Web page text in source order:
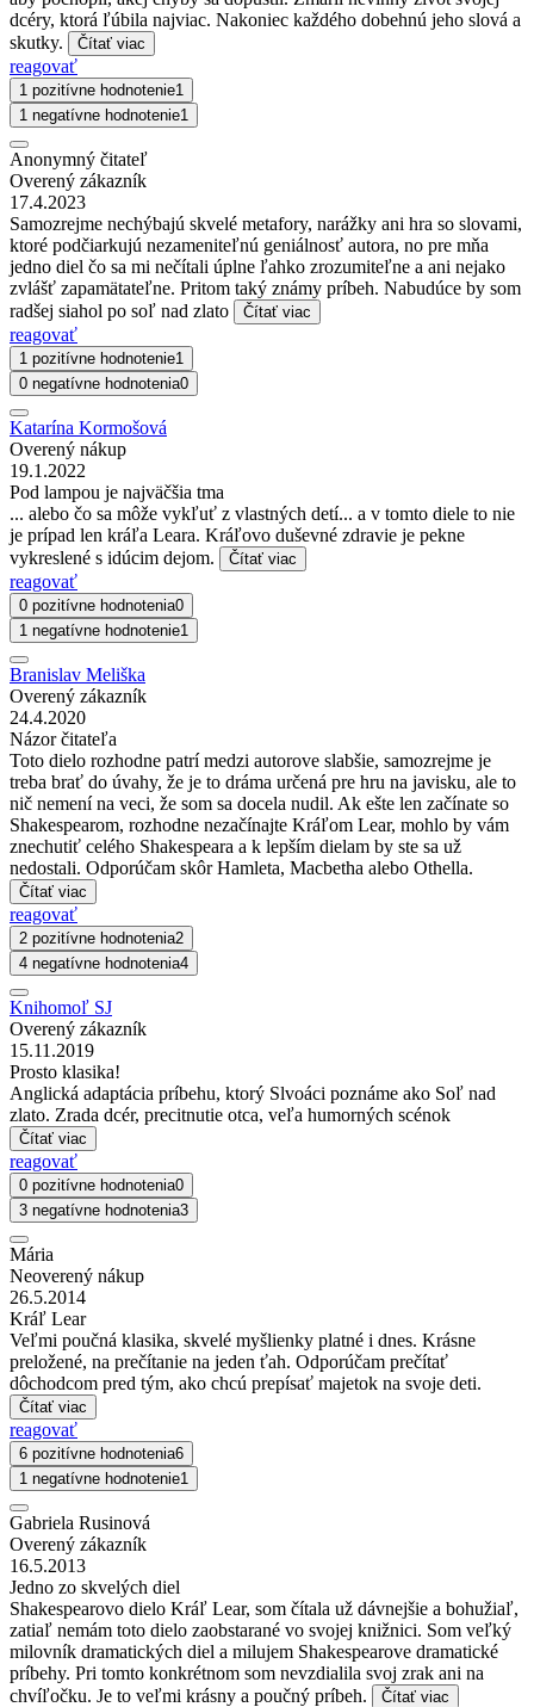
dcéry, ktorá ľúbila najviac. Nakoniec každého dobehnú jeho slová a
skutky.
Čítať viac
reagovať
1 pozitívne hodnotenie1
1 negatívne hodnotenie1
Anonymný čitateľ
Overený zákazník
17.4.2023
Samozrejme nechýbajú skvelé metafory, narážky ani hra so slovami,
ktoré podčiarkujú nezameniteľnú geniálnosť autora, no pre mňa
jedno diel čo sa mi nečítali úplne ľahko zrozumiteľne a ani nejako
zvlášť zapamätateľne. Pritom taký známy príbeh. Nabudúce by som
radšej siahol po soľ nad zlato
Čítať viac
reagovať
1 pozitívne hodnotenie1
0 negatívne hodnotenia0
Katarína Kormošová
Overený nákup
19.1.2022
Pod lampou je najväčšia tma
... alebo čo sa môže vykľuť z vlastných detí... a v tomto diele to nie
je prípad len kráľa Leara. Kráľovo duševné zdravie je pekne
vykreslené s idúcim dejom.
Čítať viac
reagovať
0 pozitívne hodnotenia0
1 negatívne hodnotenie1
Branislav Meliška
Overený zákazník
24.4.2020
Názor čitateľa
Toto dielo rozhodne patrí medzi autorove slabšie, samozrejme je
treba brať do úvahy, že je to dráma určená pre hru na javisku, ale to
nič nemení na veci, že som sa docela nudil. Ak ešte len začínate so
Shakespearom, rozhodne nezačínajte Kráľom Lear, mohlo by vám
znechutiť celého Shakespeara a k lepším dielam by ste sa už
nedostali. Odporúčam skôr Hamleta, Macbetha alebo Othella.
Čítať viac
reagovať
2 pozitívne hodnotenia2
4 negatívne hodnotenia4
Knihomoľ SJ
Overený zákazník
15.11.2019
Prosto klasika!
Anglická adaptácia príbehu, ktorý Slvoáci poznáme ako Soľ nad
zlato. Zrada dcér, precitnutie otca, veľa humorných scénok
Čítať viac
reagovať
0 pozitívne hodnotenia0
3 negatívne hodnotenia3
Mária
Neoverený nákup
26.5.2014
Kráľ Lear
Veľmi poučná klasika, skvelé myšlienky platné i dnes. Krásne
preložené, na prečítanie na jeden ťah. Odporúčam prečítať
dôchodcom pred tým, ako chcú prepísať majetok na svoje deti.
Čítať viac
reagovať
6 pozitívne hodnotenia6
1 negatívne hodnotenie1
Gabriela Rusinová
Overený zákazník
16.5.2013
Jedno zo skvelých diel
Shakespearovo dielo Kráľ Lear, som čítala už dávnejšie a bohužiaľ,
zatiaľ nemám toto dielo zaobstarané vo svojej knižnici. Som veľký
milovník dramatických diel a milujem Shakespearove dramatické
príbehy. Pri tomto konkrétnom som nevzdialila svoj zrak ani na
chvíľočku. Je to veľmi krásny a poučný príbeh.
Čítať viac